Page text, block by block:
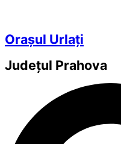
Orașul Urlați
Județul Prahova